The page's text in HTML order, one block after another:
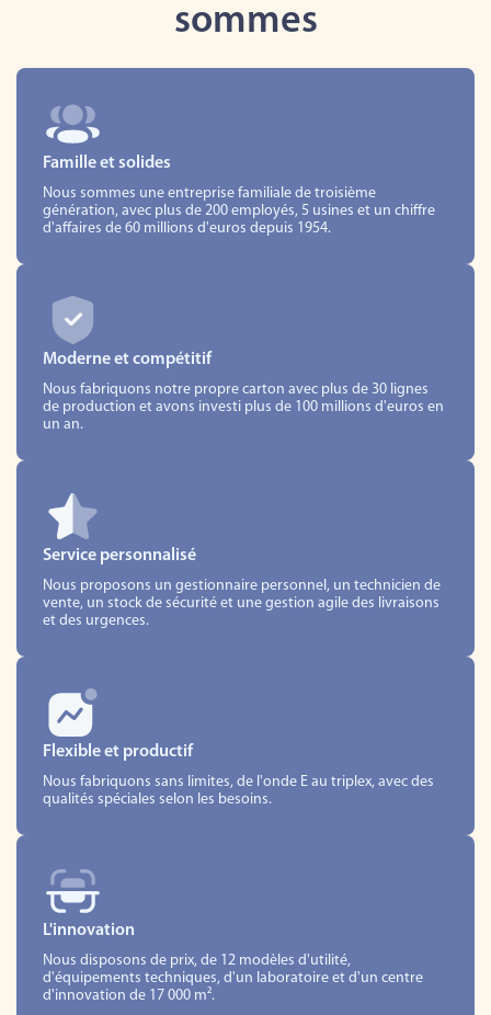
sommes
Famille et solides
Nous sommes une entreprise familiale de troisième
génération, avec plus de 200 employés, 5 usines et un chiffre
d'affaires de 60 millions d'euros depuis 1954.
Moderne et compétitif
Nous fabriquons notre propre carton avec plus de 30 lignes
de production et avons investi plus de 100 millions d'euros en
un an.
Service personnalisé
Nous proposons un gestionnaire personnel, un technicien de
vente, un stock de sécurité et une gestion agile des livraisons
et des urgences.
Flexible et productif
Nous fabriquons sans limites, de l'onde E au triplex, avec des
qualités spéciales selon les besoins.
L'innovation
Nous disposons de prix, de 12 modèles d'utilité,
d'équipements techniques, d'un laboratoire et d'un centre
d'innovation de 17 000 m².